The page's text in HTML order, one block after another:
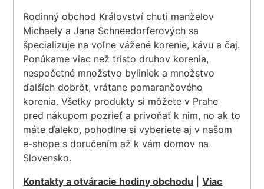
Rodinný obchod Království chuti manželov
Michaely a Jana Schneedorferových sa
špecializuje na voľne vážené korenie, kávu a čaj.
Ponúkame viac než tristo druhov korenia,
nespočetné množstvo byliniek a množstvo
ďalších dobrôt, vrátane pomarančového
korenia. Všetky produkty si môžete v Prahe
pred nákupom pozrieť a privoňať k nim, no ak to
máte ďaleko, pohodlne si vyberiete aj v našom
e-shope s doručením až k vám domov na
Slovensko.
Kontakty a otváracie hodiny obchodu |Viac